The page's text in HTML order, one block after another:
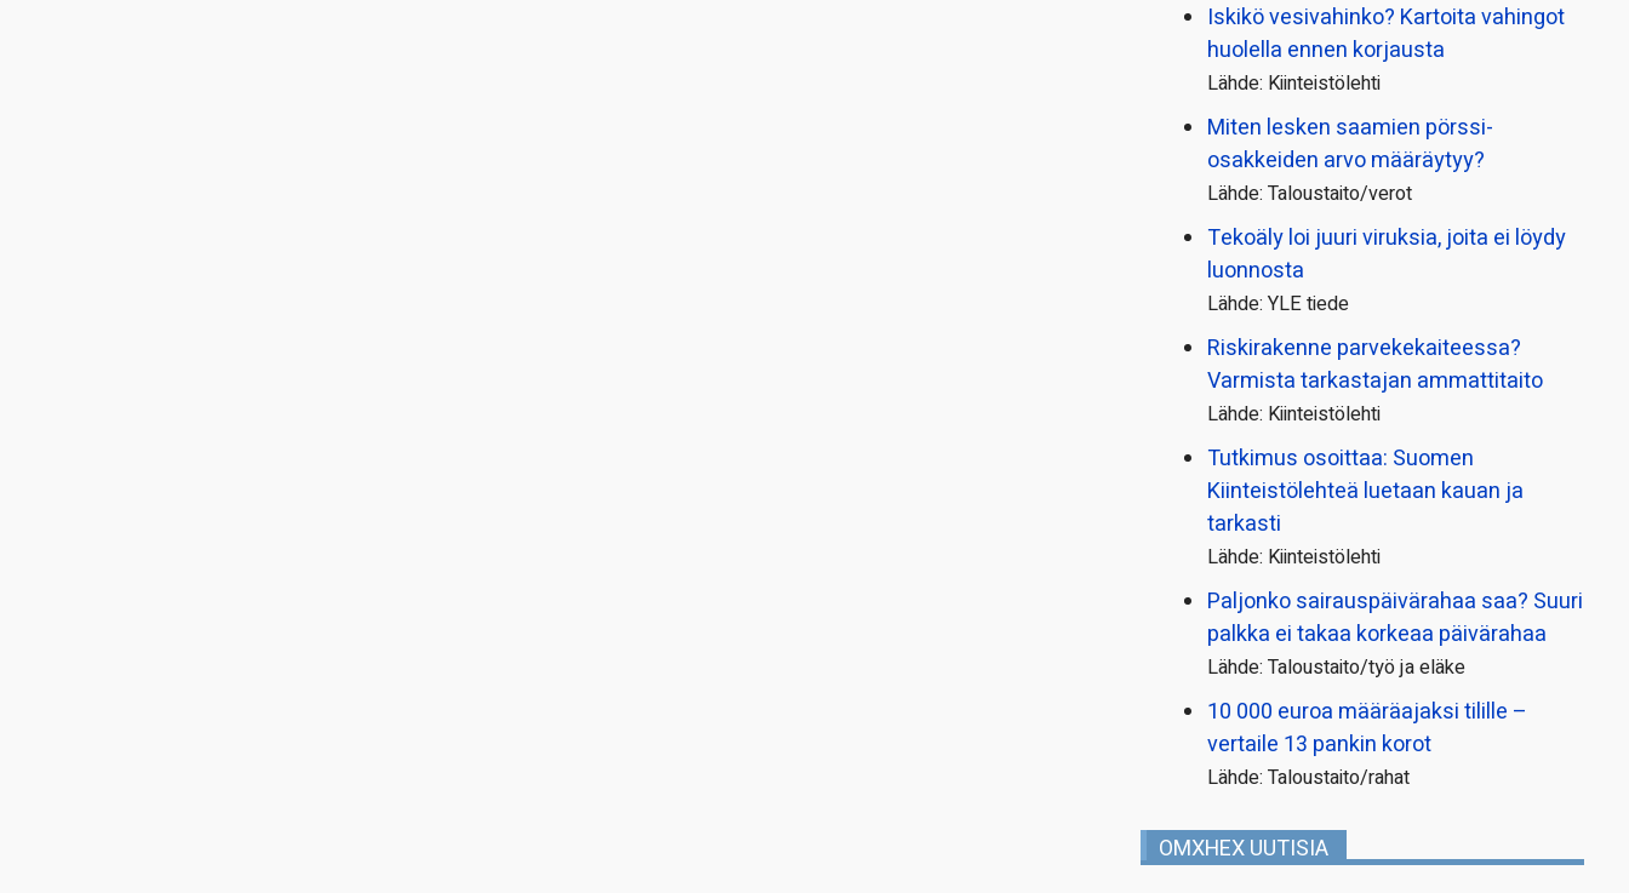
Iskikö vesivahinko? Kartoita vahingot
huolella ennen korjausta
Lähde: Kiinteistölehti
Miten lesken saamien pörssi­
osakkeiden arvo määräytyy?
Lähde: Taloustaito/verot
Tekoäly loi juuri viruksia, joita ei löydy
luonnosta
Lähde: YLE tiede
Riskirakenne parvekekaiteessa?
Varmista tarkastajan ammattitaito
Lähde: Kiinteistölehti
Tutkimus osoittaa: Suomen
Kiinteistölehteä luetaan kauan ja
tarkasti
Lähde: Kiinteistölehti
Paljonko sairauspäivä­rahaa saa? Suuri
palkka ei takaa korkeaa päivärahaa
Lähde: Taloustaito/työ ja eläke
10 000 euroa määräajaksi tilille –
vertaile 13 pankin korot
Lähde: Taloustaito/rahat
OMXHEX UUTISIA